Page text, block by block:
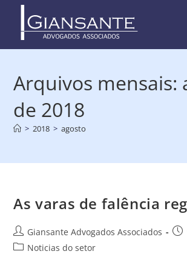
Arquivos mensais:
de 2018
> 2018 > agosto
As varas de falência
Giansante Advogados Associados
Noticias do setor